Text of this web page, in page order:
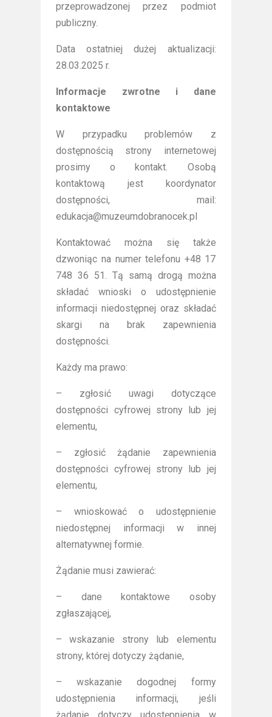
przeprowadzonej przez podmiot
publiczny.
Data ostatniej dużej aktualizacji:
28.03.2025 r.
Informacje zwrotne i dane
kontaktowe
W przypadku problemów z
dostępnością strony internetowej
prosimy o kontakt. Osobą
kontaktową jest koordynator
dostępności, mail:
edukacja@muzeumdobranocek.pl
Kontaktować można się także
dzwoniąc na numer telefonu +48 17
748 36 51. Tą samą drogą można
składać wnioski o udostępnienie
informacji niedostępnej oraz składać
skargi na brak zapewnienia
dostępności.
Każdy ma prawo:
– zgłosić uwagi dotyczące
dostępności cyfrowej strony lub jej
elementu,
– zgłosić żądanie zapewnienia
dostępności cyfrowej strony lub jej
elementu,
– wnioskować o udostępnienie
niedostępnej informacji w innej
alternatywnej formie.
Żądanie musi zawierać:
– dane kontaktowe osoby
zgłaszającej,
– wskazanie strony lub elementu
strony, której dotyczy żądanie,
– wskazanie dogodnej formy
udostępnienia informacji, jeśli